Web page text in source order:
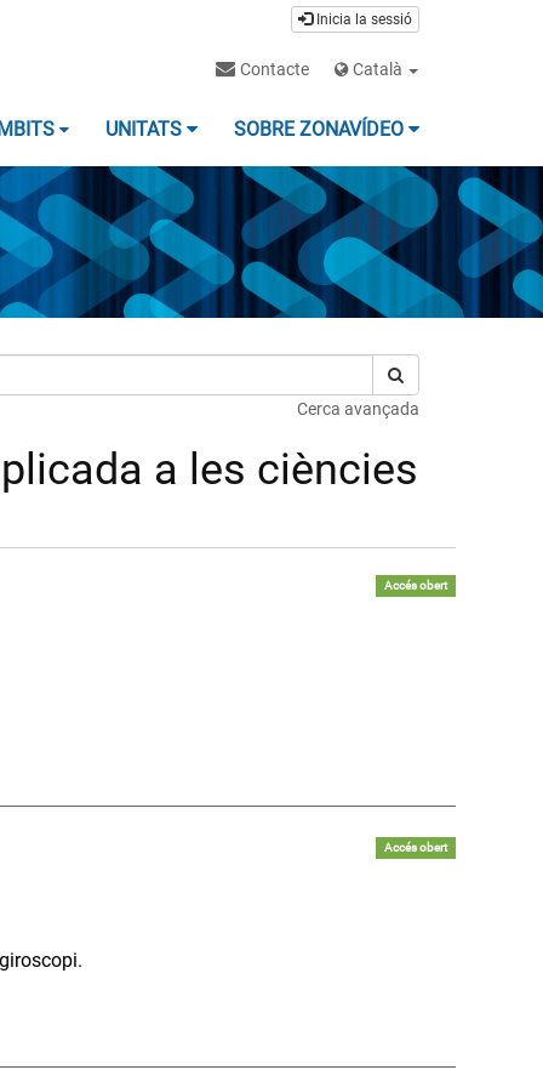
Inicia la sessió
Contacte Català
UNITATS SOBRE ZONAVÍDEO
Cerca avançada
a les ciències
Accés obert
Accés obert